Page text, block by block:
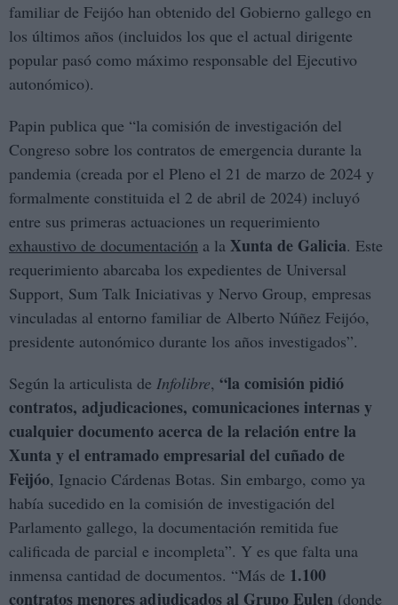
familiar de Feijóo han obtenido del Gobierno gallego en
los últimos años (incluidos los que el actual dirigente
popular pasó como máximo responsable del Ejecutivo
autonómico).
Papin publica que “la comisión de investigación del
Congreso sobre los contratos de emergencia durante la
pandemia (creada por el Pleno el 21 de marzo de 2024 y
formalmente constituida el 2 de abril de 2024) incluyó
entre sus primeras actuaciones un requerimiento
exhaustivo de documentación a la Xunta de Galicia. Este
requerimiento abarcaba los expedientes de Universal
Support, Sum Talk Iniciativas y Nervo Group, empresas
vinculadas al entorno familiar de Alberto Núñez Feijóo,
presidente autonómico durante los años investigados”.
Según la articulista de Infolibre, “la comisión pidió
contratos, adjudicaciones, comunicaciones internas y
cualquier documento acerca de la relación entre la
Xunta y el entramado empresarial del cuñado de
Feijóo, Ignacio Cárdenas Botas. Sin embargo, como ya
había sucedido en la comisión de investigación del
Parlamento gallego, la documentación remitida fue
calificada de parcial e incompleta”. Y es que falta una
inmensa cantidad de documentos. “Más de 1.100
contratos menores adjudicados al Grupo Eulen (donde